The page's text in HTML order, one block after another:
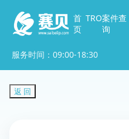
首
页
TRO案件查
询
服务时间：09:00-18:30
返 回